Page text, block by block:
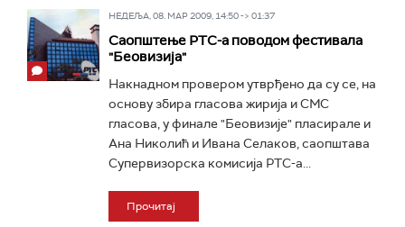
НЕДЕЉА, 08. МАР 2009, 14:50 -> 01:37
Саопштење РТС-а поводом фестивала
"Беовизија"
Накнадном провером утврђено да су се, на
основу збира гласова жирија и СМС
гласова, у финале "Беовизије" пласирале и
Ана Николић и Ивана Селаков, саопштава
Супервизорска комисија РТС-а...
Прочитај